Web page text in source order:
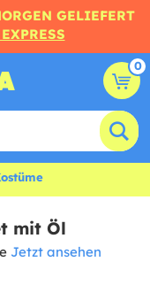
GELIEFERT
0
mit Öl
Jetzt ansehen